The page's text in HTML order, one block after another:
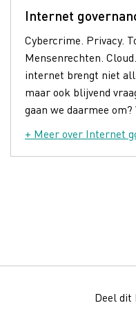
Internet
Cybercrime. Privacy.
Mensenrechten.
internet brengt niet
maar ook blijvend
gaan we daarmee om?
+ Meer over Internet
Deel dit